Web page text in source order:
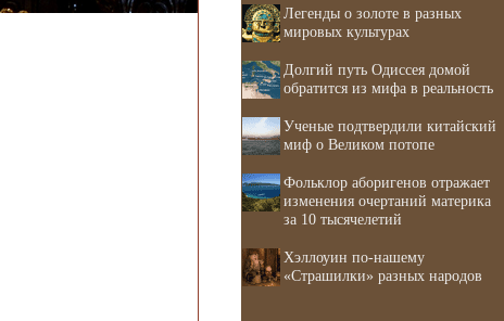
Легенды о золоте в разных
мировых культурах
Долгий путь Одиссея домой
обратится из мифа в реальность
Ученые подтвердили китайский
миф о Великом потопе
Фольклор аборигенов отражает
изменения очертаний материка
за 10 тысячелетий
Хэллоуин по-нашему
«Страшилки» разных народов